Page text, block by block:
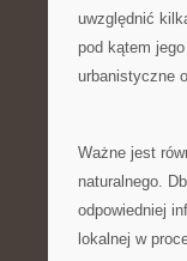
uwzględnić‌
pod kątem
urbanistyczne
Ważne jest
naturalnego.
odpowiedniej
lokalnej w